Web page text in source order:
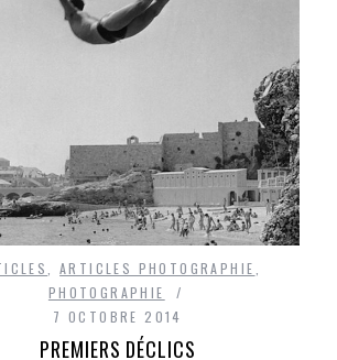
,ARTICLES PHOTOGRAPHIE
PHOTOGRAPHIE
7 OCTOBRE 2014
PREMIERS DÉCLICS